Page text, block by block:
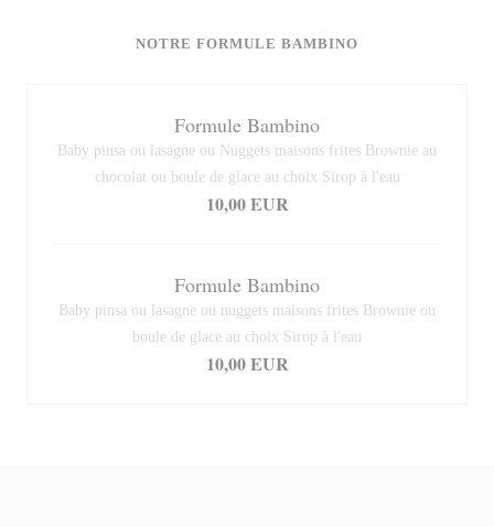
NOTRE FORMULE BAMBINO
Formule Bambino
Baby pinsa ou lasagne ou Nuggets maisons frites Brownie au
chocolat ou boule de glace au choix Sirop à l'eau
10,00 EUR
Formule Bambino
Baby pinsa ou lasagne ou nuggets maisons frites Brownie ou
boule de glace au choix Sirop à l'eau
10,00 EUR